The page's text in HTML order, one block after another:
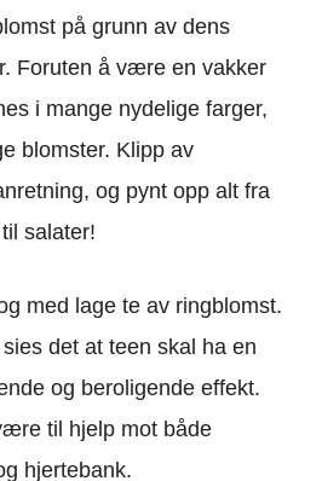
på grunn av dens
Foruten å være en vakker
i mange nydelige farger,
blomster. Klipp av
og pynt opp alt fra
salater!
med lage te av ringblomst.
det at teen skal ha en
og beroligende effekt.
til hjelp mot både
hjertebank.